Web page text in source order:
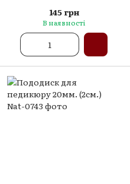
145 грн
В наявності